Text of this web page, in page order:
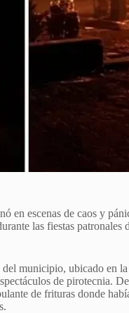
en escenas de caos y
las fiestas patronales
municipio, ubicado en
de pirotecnia.
de frituras donde